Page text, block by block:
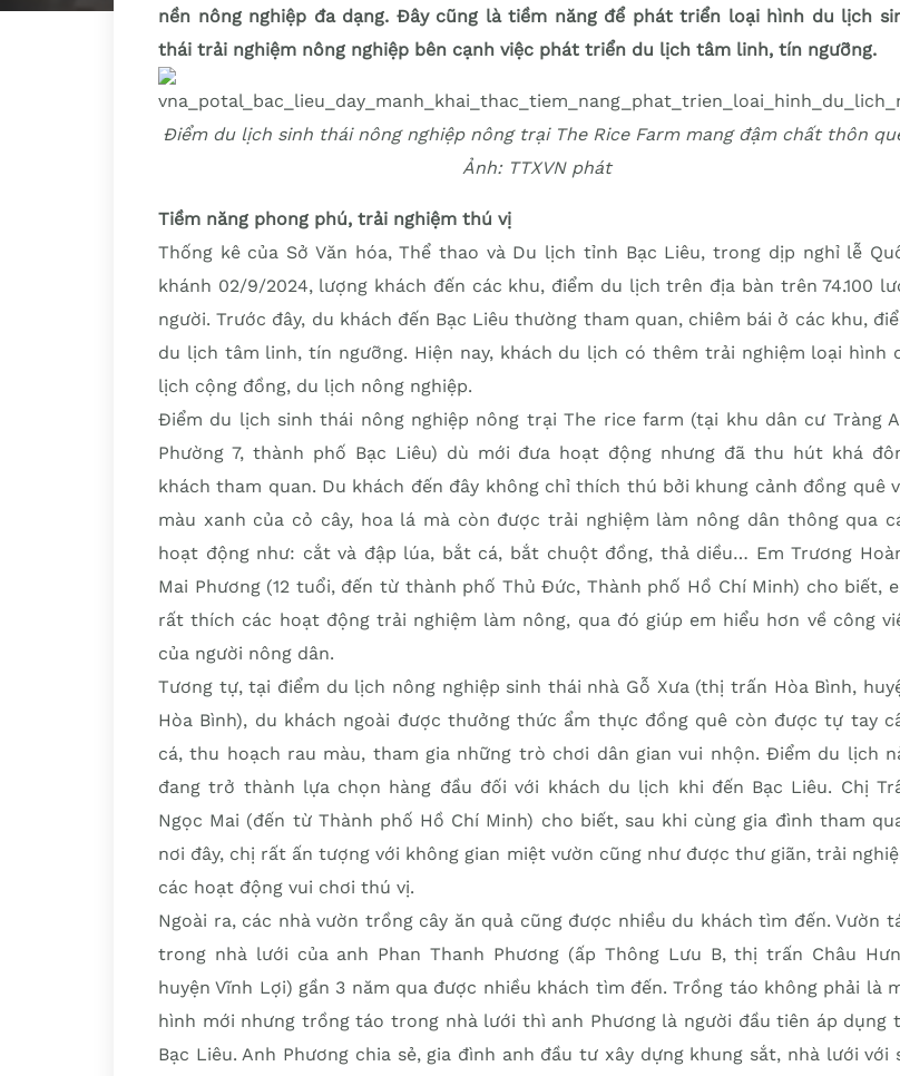
nền nông nghiệp đa dạng. Đây cũng là tiềm năng để phát triển loại hình du lịch
thái trải nghiệm nông nghiệp bên cạnh việc phát triển du lịch tâm linh, tín ngưỡng.
Điểm du lịch sinh thái nông nghiệp nông trại The Rice Farm mang đậm chất thôn
Ảnh: TTXVN phát
Tiềm năng phong phú, trải nghiệm thú vị
Thống kê của Sở Văn hóa, Thể thao và Du lịch tỉnh Bạc Liêu, trong dịp nghỉ lễ
khánh 02/9/2024, lượng khách đến các khu, điểm du lịch trên địa bàn trên 74.100
người. Trước đây, du khách đến Bạc Liêu thường tham quan, chiêm bái ở các khu,
du lịch tâm linh, tín ngưỡng. Hiện nay, khách du lịch có thêm trải nghiệm loại hình
lịch cộng đồng, du lịch nông nghiệp.
Điểm du lịch sinh thái nông nghiệp nông trại The rice farm (tại khu dân cư Tràng
Phường 7, thành phố Bạc Liêu) dù mới đưa hoạt động nhưng đã thu hút khá
khách tham quan. Du khách đến đây không chỉ thích thú bởi khung cảnh đồng quê
màu xanh của cỏ cây, hoa lá mà còn được trải nghiệm làm nông dân thông qua
hoạt động như: cắt và đập lúa, bắt cá, bắt chuột đồng, thả diều… Em Trương
Mai Phương (12 tuổi, đến từ thành phố Thủ Đức, Thành phố Hồ Chí Minh) cho biết,
rất thích các hoạt động trải nghiệm làm nông, qua đó giúp em hiểu hơn về công
của người nông dân.
Tương tự, tại điểm du lịch nông nghiệp sinh thái nhà Gỗ Xưa (thị trấn Hòa Bình,
Hòa Bình), du khách ngoài được thưởng thức ẩm thực đồng quê còn được tự tay
cá, thu hoạch rau màu, tham gia những trò chơi dân gian vui nhộn. Điểm du lịch
đang trở thành lựa chọn hàng đầu đối với khách du lịch khi đến Bạc Liêu. Chị
Ngọc Mai (đến từ Thành phố Hồ Chí Minh) cho biết, sau khi cùng gia đình tham
nơi đây, chị rất ấn tượng với không gian miệt vườn cũng như được thư giãn, trải
các hoạt động vui chơi thú vị.
Ngoài ra, các nhà vườn trồng cây ăn quả cũng được nhiều du khách tìm đến. Vườn
trong nhà lưới của anh Phan Thanh Phương (ấp Thông Lưu B, thị trấn Châu
huyện Vĩnh Lợi) gần 3 năm qua được nhiều khách tìm đến. Trồng táo không phải là
hình mới nhưng trồng táo trong nhà lưới thì anh Phương là người đầu tiên áp dụng
Bạc Liêu. Anh Phương chia sẻ, gia đình anh đầu tư xây dựng khung sắt, nhà lưới với